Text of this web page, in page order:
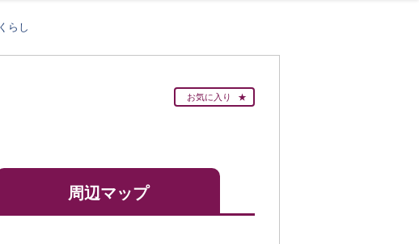
らし
お気に入り
周辺マップ